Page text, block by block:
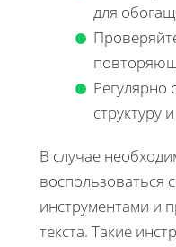
для
структуру
В случае
воспользоваться
инструментами и
текста. Такие